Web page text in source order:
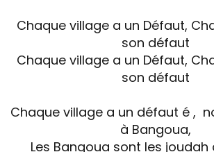
Chaque village a un Défaut,
son défaut
Chaque village a un Défaut,
son défaut
Chaque village a un défaut é ,
à Bangoua,
Les Bangoua sont les